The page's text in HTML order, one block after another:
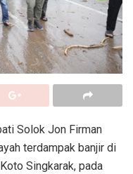
Solok Jon Firman
terdampak banjir di
Singkarak, pada